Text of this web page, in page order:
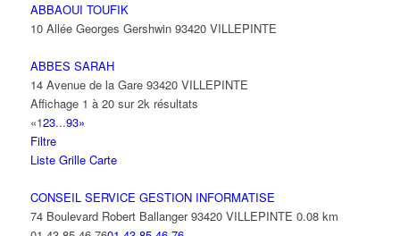
ABBAOUI TOUFIK
10 Allée Georges Gershwin 93420 VILLEPINTE
ABBES SARAH
14 Avenue de la Gare 93420 VILLEPINTE
Affichage 1 à 20 sur 2k résultats
«123...93»
Filtre
Liste Grille Carte
CONSEIL SERVICE GESTION INFORMATISE
74 Boulevard Robert Ballanger 93420 VILLEPINTE 0.08 km